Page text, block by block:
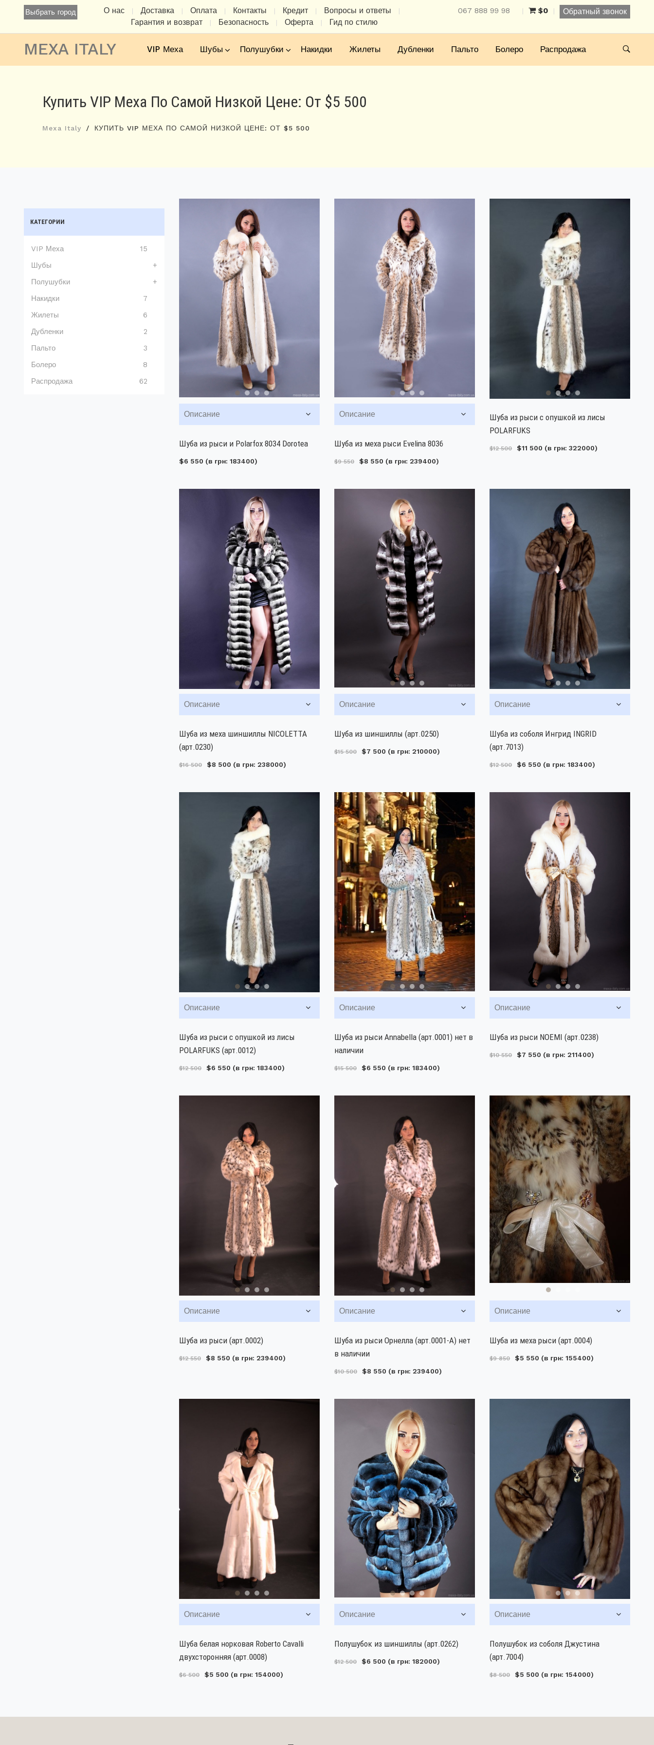
Выбрать город О нас | Доставка | Оплата | Контакты | Кредит | Вопросы и ответы |
Гарантия и возврат | Безопасность | Оферта | Гид по стилю
067 888 99 98 | $0 | Обратный звонок
MEXA ITALY VIP Меха Шубы Полушубки Накидки Жилеты Дубленки Пальто Болеро Распродажа
Купить VIP Меха По Самой Низкой Цене: От $5 500
Mexa Italy КУПИТЬ VIP МЕХА ПО САМОЙ НИЗКОЙ ЦЕНЕ: ОТ $5 500
КАТЕГОРИИ
VIP Меха
15
Шубы
+
Полушубки
+
Накидки
7
Жилеты
6
Дубленки
2
Пальто
3
Болеро
8
Распродажа
62
Описание
Шуба из рыси и Polarfox 8034 Dorotea
$6 550 (в грн: 183400)
Описание
Шуба из меха рыси Evelina 8036
$9 550 $8 550 (в грн: 239400)
Шуба из рыси с опушкой из лисы
POLARFUKS
$12 500 $11 500 (в грн: 322000)
Описание
Шуба из меха шиншиллы NICOLETTA
(арт.0230)
$16 500 $8 500 (в грн: 238000)
Описание
Шуба из шиншиллы (арт.0250)
$15 500 $7 500 (в грн: 210000)
Описание
Шуба из соболя Ингрид INGRID
(арт.7013)
$12 500 $6 550 (в грн: 183400)
Описание
Шуба из рыси с опушкой из лисы
POLARFUKS (арт.0012)
$12 500 $6 550 (в грн: 183400)
Описание
Шуба из рыси Annabella (арт.0001) нет в
наличии
$15 500 $6 550 (в грн: 183400)
Описание
Шуба из рыси NOEMI (арт.0238)
$10 550 $7 550 (в грн: 211400)
Описание
Шуба из рыси (арт.0002)
$12 550 $8 550 (в грн: 239400)
Описание
Шуба из рыси Орнелла (арт.0001-А) нет
в наличии
$10 500 $8 550 (в грн: 239400)
Описание
Шуба из меха рыси (арт.0004)
$9 850 $5 550 (в грн: 155400)
Описание
Шуба белая норковая Roberto Cavalli
двухсторонняя (арт.0008)
$6 500 $5 500 (в грн: 154000)
Описание
Полушубок из шиншиллы (арт.0262)
$12 500 $6 500 (в грн: 182000)
Описание
Полушубок из соболя Джустина
(арт.7004)
$8 500 $5 500 (в грн: 154000)